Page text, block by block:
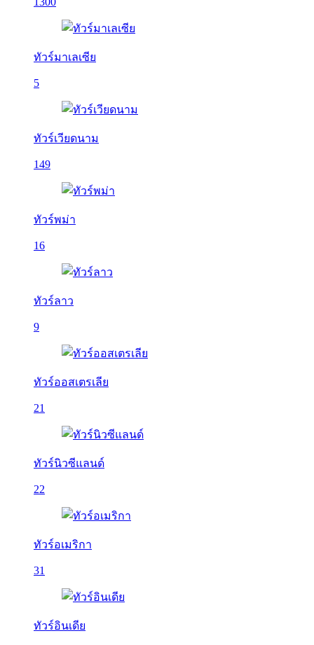
ทัวร์มาเลเซีย
5
ทัวร์เวียดนาม
149
ทัวร์พม่า
16
ทัวร์ลาว
9
ทัวร์ออสเตรเลีย
21
ทัวร์นิวซีแลนด์
22
ทัวร์อเมริกา
31
ทัวร์อินเดีย